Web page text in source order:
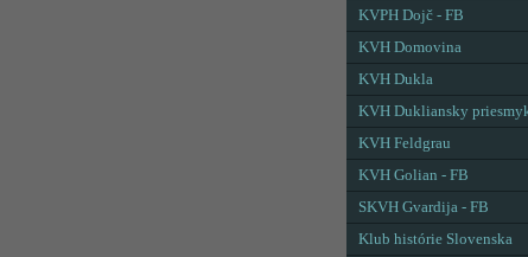
KVPH Dojč - FB
KVH Domovina
KVH Dukla
KVH Dukliansky
KVH Feldgrau
KVH Golian - FB
SKVH Gvardija - FB
Klub histórie Slovenska